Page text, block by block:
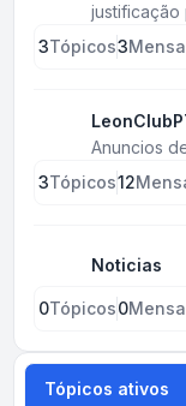
justificação
3Tópicos3
Anuncios
3Tópicos12
Noticias
0Tópicos0
Tópicos ativos